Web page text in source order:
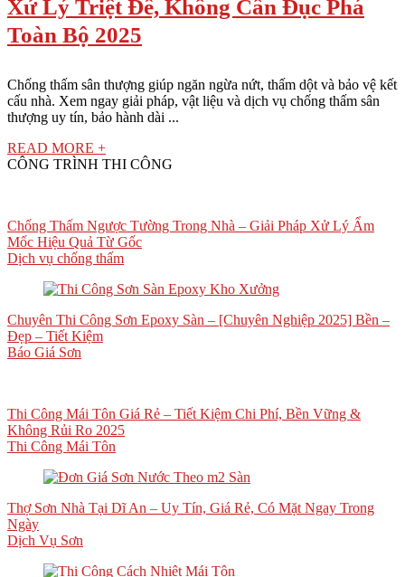
Xử Lý Triệt Để, Không Cần Đục Phá
Toàn Bộ 2025
Chống thấm sân thượng giúp ngăn ngừa nứt, thấm dột và bảo vệ kết
cấu nhà. Xem ngay giải pháp, vật liệu và dịch vụ chống thấm sân
thượng uy tín, bảo hành dài ...
READ MORE +
CÔNG TRÌNH THI CÔNG
Chống Thấm Ngược Tường Trong Nhà – Giải Pháp Xử Lý Ẩm
Mốc Hiệu Quả Từ Gốc
Dịch vụ chống thấm
Chuyên Thi Công Sơn Epoxy Sàn – [Chuyên Nghiệp 2025] Bền –
Đẹp – Tiết Kiệm
Báo Giá Sơn
Thi Công Mái Tôn Giá Rẻ – Tiết Kiệm Chi Phí, Bền Vững &
Không Rủi Ro 2025
Thi Công Mái Tôn
Thợ Sơn Nhà Tại Dĩ An – Uy Tín, Giá Rẻ, Có Mặt Ngay Trong
Ngày
Dịch Vụ Sơn